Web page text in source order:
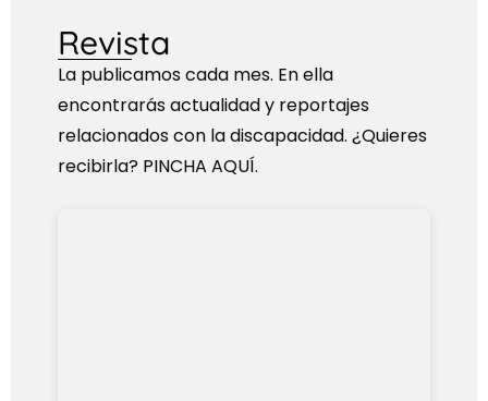
Revista
La publicamos cada mes. En ella
encontrarás actualidad y reportajes
relacionados con la discapacidad. ¿Quieres
recibirla? PINCHA AQUÍ.